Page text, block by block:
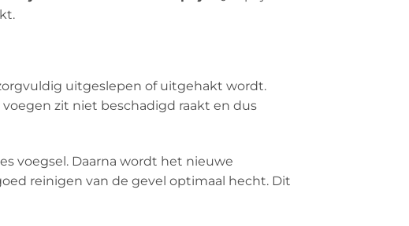
uitgeslepen of uitgehakt wordt.
zit niet beschadigd raakt en dus
voegsel. Daarna wordt het nieuwe
reinigen van de gevel optimaal hecht. Dit